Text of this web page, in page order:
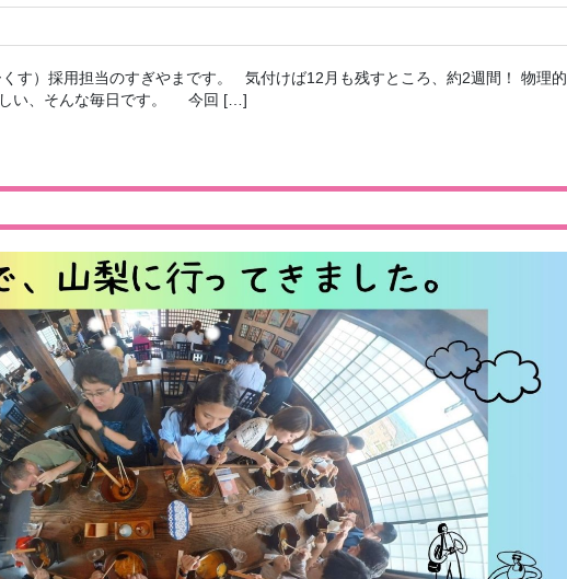
す）採用担当のすぎやまです。 気付けば12月も残すところ、約2週間！ 物理
しい、そんな毎日です。 今回 […]